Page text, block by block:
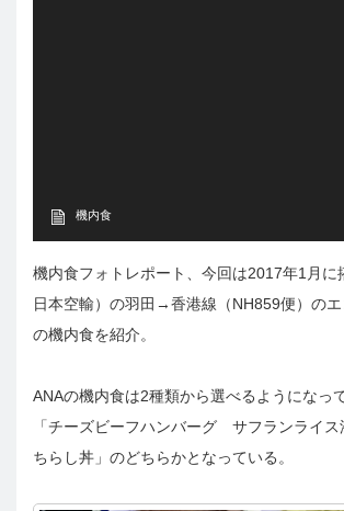
機内食
機内食フォトレポート、今回は2017年1月に
日本空輸）の羽田→香港線（NH859便）のエ
の機内食を紹介。
ANAの機内食は2種類から選べるようになっ
「チーズビーフハンバーグ サフランライ
ちらし丼」のどちらかとなっている。